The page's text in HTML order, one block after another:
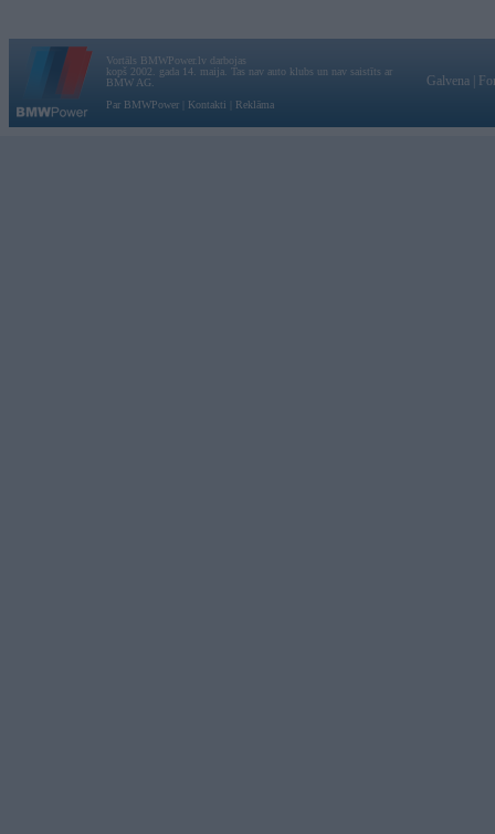
Vortāls BMWPower.lv darbojas
kopš 2002. gada 14. maija. Tas nav auto klubs un nav saistīts ar
BMW AG.
Par BMWPower
Kontakti Reklāma
Galvena